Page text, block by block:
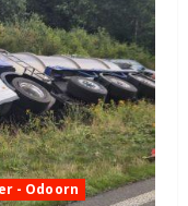
- Odoorn